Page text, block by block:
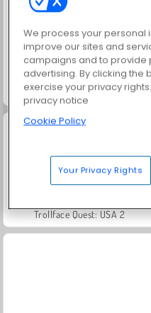
Scala 40
Trollface Quest: USA 2
We process your
improve our sites and
campaigns and to
advertising. By clicking the
exercise your privacy
privacy notice
Cookie Policy
Your Privacy Rights